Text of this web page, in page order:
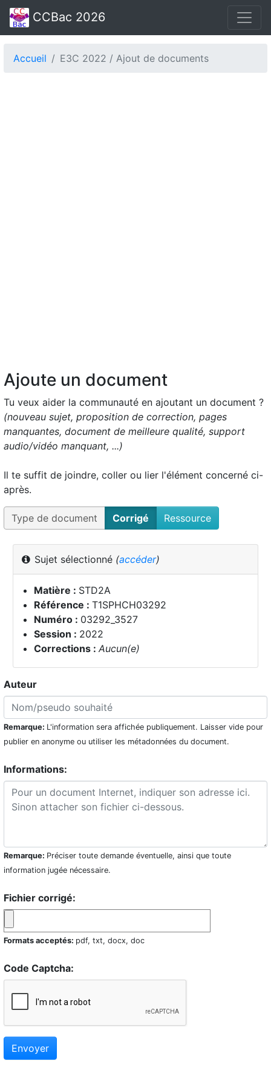
CCBac 2026
Accueil E3C 2022 / Ajout de documents
Ajoute un document
Tu veux aider la communauté en ajoutant un document ?
(nouveau sujet, proposition de correction, pages
manquantes, document de meilleure qualité, support
audio/vidéo manquant, ...)
Il te suffit de joindre, coller ou lier l'élément concerné ci-
après.
Type de document Corrigé Ressource
Sujet sélectionné (accéder)
Matière : STD2A
Référence : T1SPHCH03292
Numéro : 03292_3527
Session : 2022
Corrections : Aucun(e)
Auteur
Remarque: L'information sera affichée publiquement. Laisser vide pour
publier en anonyme ou utiliser les métadonnées du document.
Informations:
Remarque: Préciser toute demande éventuelle, ainsi que toute
information jugée nécessaire.
Fichier corrigé:
Formats acceptés: pdf, txt, docx, doc
Code Captcha:
Envoyer